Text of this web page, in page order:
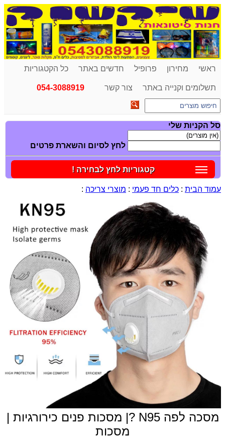
ראשי מחירון פרופיל חדשים באתר כל הקטגוריות
תשלומים וקנייה באתר צור קשר 054-3088919
סל הקניות שלי
לחץ לסיום והשארת פרטים
קטגוריות לחץ לבחירה !
עמוד הבית : כלים חד פעמי : מוצרי צריכה :
מסכה לפה N95 ?| מסכות פנים כירורגיות |
מסכות